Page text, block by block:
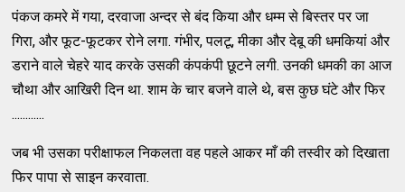
पंकज कमरे में गया, दरवाजा अन्दर से बंद किया और धम्म से बिस्तर पर जा
गिरा, और फूट-फूटकर रोने लगा. गंभीर, पलटू, मीका और देबू की धमकियां और
डराने वाले चेहरे याद करके उसकी कंपकंपी छूटने लगी. उनकी धमकी का आज
चौथा और आखिरी दिन था. शाम के चार बजने वाले थे, बस कुछ घंटे और फिर
............
जब भी उसका परीक्षाफल निकलता वह पहले आकर माँ की तस्वीर को दिखाता
फिर पापा से साइन करवाता.